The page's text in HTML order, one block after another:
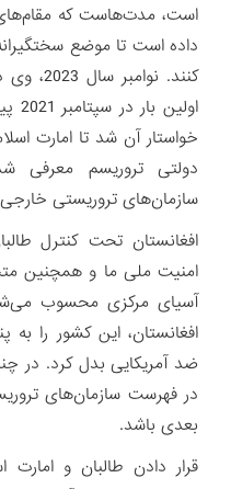
است، مدت‌هاست که مقام‌های
داده است تا موضع
کنند.
خواستار آن شد تا امارت
دولتی تروریسم معرفی
سازمان‌های تروریستی
افغانستان تحت کنترل
امنیت ملی ما و همچنین
آسیای مرکزی محسوب
افغانستان، این کشور را
ضد آمریکایی بدل کرد. در
در فهرست سازمان‌های
بعدی باشد.
قرار دادن طالبان و